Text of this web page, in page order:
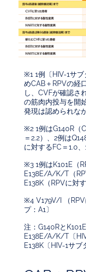
※1 1例〔HIV-1サ
めCAB＋RPVの経
し、CVFが確認さ
の筋肉内投与を開
発現は認められな
※2 1例はG140R（
＝2.2）、2例は
に対するFC＝1.0、
※3 1例はK101E（
E138E/A/K/T（
E138K（RPVに対
※4 V179V/I （RPV
プ：A1〕
注：G140Rと
E138E/A/K/T〔
E138K〔HIV-1サ